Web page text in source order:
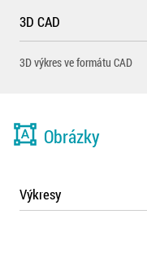
3D CAD
3D výkres ve formátu CAD
format_shapes Obrázky
Výkresy